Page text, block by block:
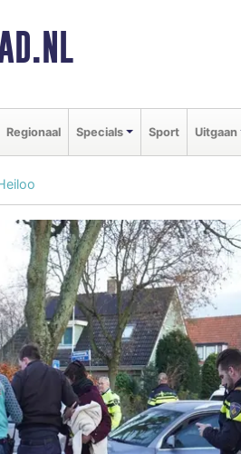
Regionaal Specials Sport Uitgaan